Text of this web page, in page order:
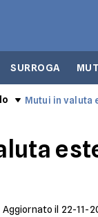
SURROGA
Mutui in valuta
Aggiornato il 22-11-